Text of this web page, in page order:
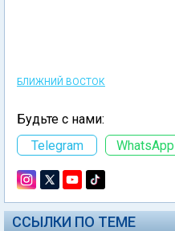
БЛИЖНИЙ ВОСТОК
Будьте с нами:
Telegram
WhatsApp
ССЫЛКИ ПО ТЕМЕ